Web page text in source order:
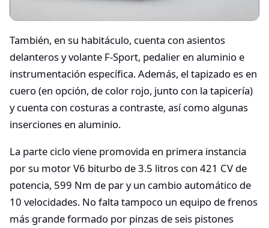
También, en su habitáculo, cuenta con asientos
delanteros y volante F-Sport, pedalier en aluminio e
instrumentación específica. Además, el tapizado es en
cuero (en opción, de color rojo, junto con la tapicería)
y cuenta con costuras a contraste, así como algunas
inserciones en aluminio.
La parte ciclo viene promovida en primera instancia
por su motor V6 biturbo de 3.5 litros con 421 CV de
potencia, 599 Nm de par y un cambio automático de
10 velocidades. No falta tampoco un equipo de frenos
más grande formado por pinzas de seis pistones